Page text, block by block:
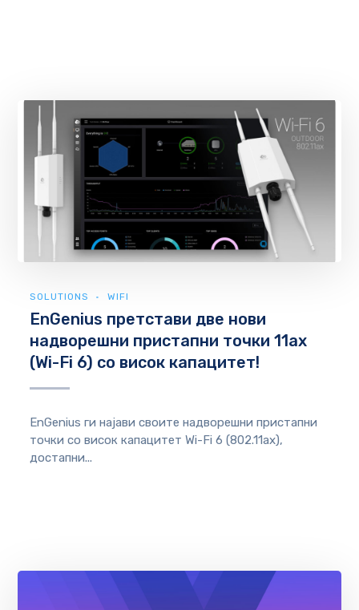
SOLUTIONS WIFI
EnGenius претстави две нови
надворешни пристапни точки 11ax
(Wi-Fi 6) со висок капацитет!
EnGenius ги најави своите надворешни пристапни
точки со висок капацитет Wi-Fi 6 (802.11ax),
достапни...